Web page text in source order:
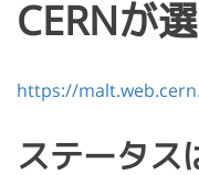
CERNが
https://
ステータス